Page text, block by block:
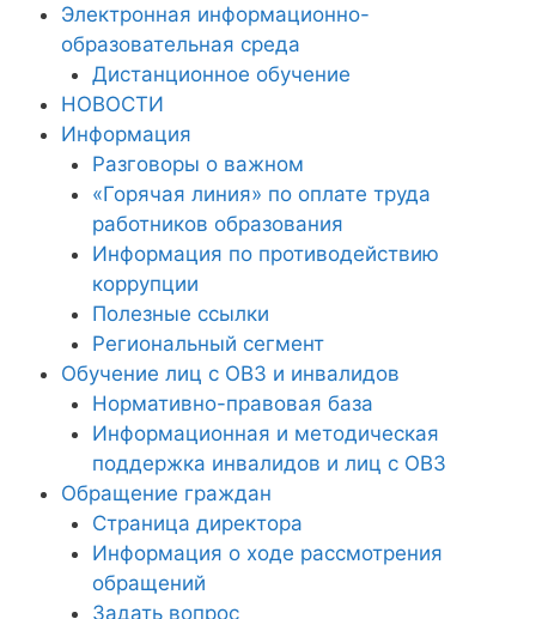
Электронная информационно-
образовательная среда
Дистанционное обучение
НОВОСТИ
Информация
Разговоры о важном
«Горячая линия» по оплате труда
работников образования
Информация по противодействию
коррупции
Полезные ссылки
Региональный сегмент
Обучение лиц с ОВЗ и инвалидов
Нормативно-правовая база
Информационная и методическая
поддержка инвалидов и лиц с ОВЗ
Обращение граждан
Страница директора
Информация о ходе рассмотрения
обращений
Задать вопрос